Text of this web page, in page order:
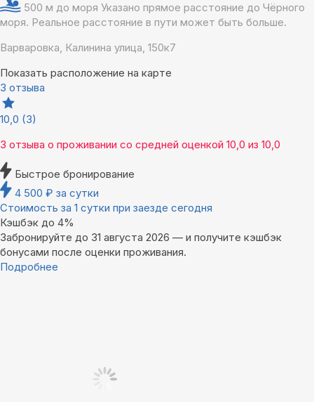
500 м до моря Указано прямое расстояние до Чёрного
моря. Реальное расстояние в пути может быть больше.
Варваровка, Калинина улица, 150к7
Показать расположение на карте
3 отзыва
10,0 (3)
3 отзыва о проживании со средней оценкой 10,0 из 10,0
Быстрое бронирование
4 500 ₽ за сутки
Стоимость за 1 сутки при заезде сегодня
Кэшбэк до 4%
Забронируйте до 31 августа 2026 — и получите кэшбэк
бонусами после оценки проживания.
Подробнее